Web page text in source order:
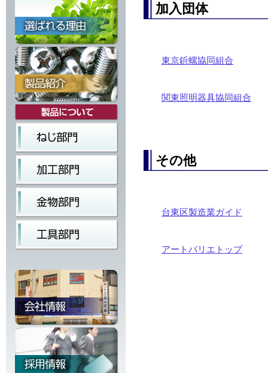
加入団体
東京鋲螺協同組合
関東照明器具協同組合
その他
台東区製造業ガイド
アートバリエトップ